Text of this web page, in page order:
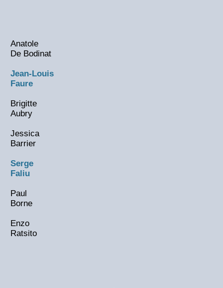
Anatole
De Bodinat
Jean-Louis
Faure
Brigitte
Aubry
Jessica
Barrier
Serge
Faliu
Paul
Borne
Enzo
Ratsito